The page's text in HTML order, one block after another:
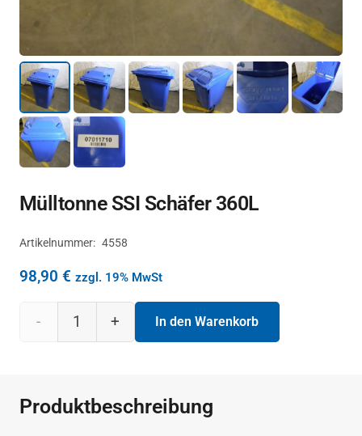
Mülltonne SSI Schäfer 360L
Artikelnummer: 4558
98,90 € zzgl. 19% MwSt
Mülltonne
Schäfer
In den Warenkorb
Produktbeschreibung